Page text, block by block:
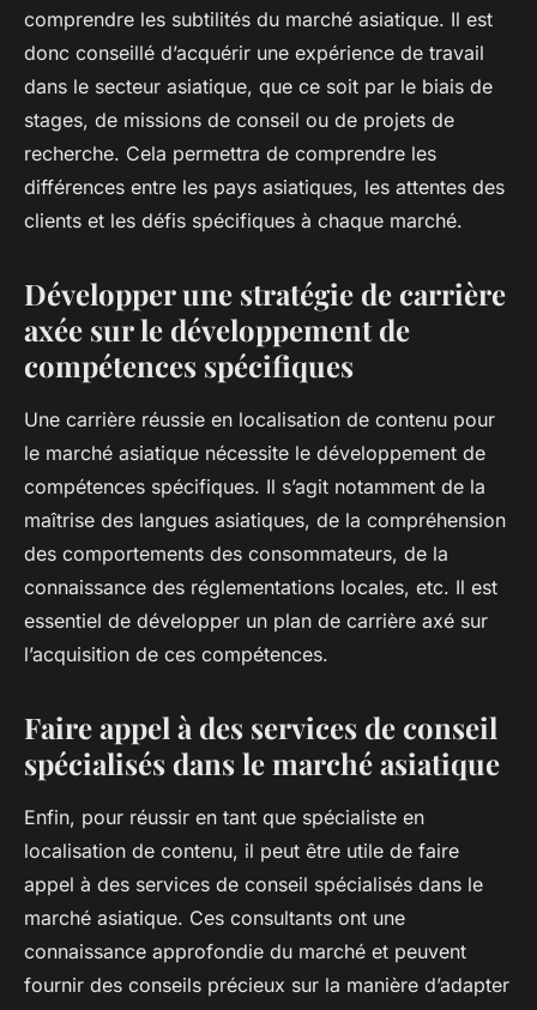
comprendre les subtilités du marché asiatique. Il est
donc conseillé d’acquérir une expérience de travail
dans le secteur asiatique, que ce soit par le biais de
stages, de missions de conseil ou de projets de
recherche. Cela permettra de comprendre les
différences entre les pays asiatiques, les attentes des
clients et les défis spécifiques à chaque marché.
Développer une stratégie de carrière
axée sur le développement de
compétences spécifiques
Une carrière réussie en localisation de contenu pour
le marché asiatique nécessite le développement de
compétences spécifiques. Il s’agit notamment de la
maîtrise des langues asiatiques, de la compréhension
des comportements des consommateurs, de la
connaissance des réglementations locales, etc. Il est
essentiel de développer un plan de carrière axé sur
l’acquisition de ces compétences.
Faire appel à des services de conseil
spécialisés dans le marché asiatique
Enfin, pour réussir en tant que spécialiste en
localisation de contenu, il peut être utile de faire
appel à des services de conseil spécialisés dans le
marché asiatique. Ces consultants ont une
connaissance approfondie du marché et peuvent
fournir des conseils précieux sur la manière d’adapter